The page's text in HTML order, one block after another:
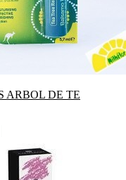
ARBOL DE TE